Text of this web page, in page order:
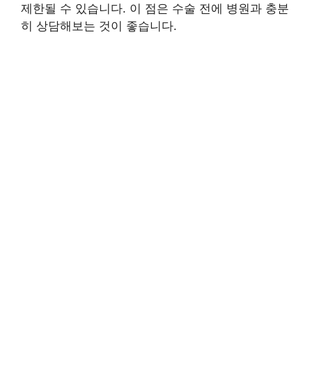
제한될 수 있습니다. 이 점은 수술 전에 병원과 충분
히 상담해보는 것이 좋습니다.